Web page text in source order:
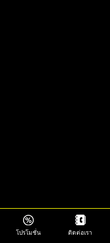
โปรโมชั่น ติดต่อเรา